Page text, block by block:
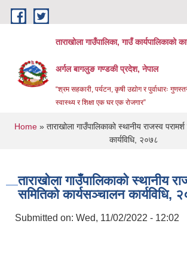
Skip to main content
ताराखोला गाउँपालिका, गाउँ कार्यपालिकाको
अर्गल बागलुङ गण्डकी प्रदेश, नेपाल
“श्रम सहकारी, पर्यटन, कृषी उद्योग र पुर्वाधारः
स्वास्थ्य र शिक्षा एक घर एक रोजगार”
You are here
Home» ‍‍ताराखोला गाउँपालिकाको स्थानीय राजस्व
कार्यविधि, २०७८
‍‍ताराखोला गाउँपालिकाको स्थानीय
समितिको कार्यसञ्चालन कार्यविधि,
Submitted on: Wed, 11/02/2022 - 12:02